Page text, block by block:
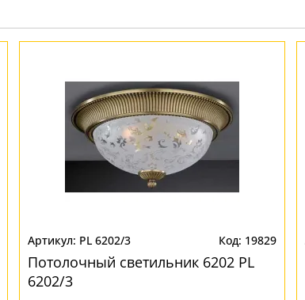
PL 6202/3 19829
Потолочный светильник 6202 PL
6202/3